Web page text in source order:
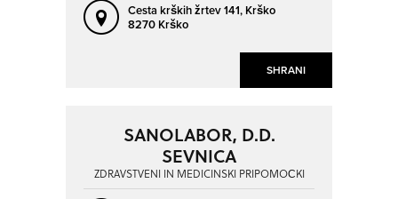
SHRANI
Cesta krških žrtev 141, Krško
8270 Krško
SANOLABOR, D.D.
SEVNICA
ZDRAVSTVENI IN MEDICINSKI PRIPOMOČKI